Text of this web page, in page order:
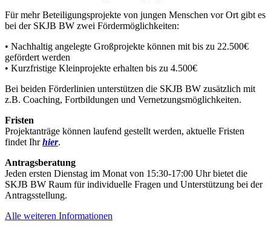
Für mehr Beteiligungsprojekte von jungen Menschen vor Ort gibt es
bei der SKJB BW zwei Fördermöglichkeiten:
• Nachhaltig angelegte Großprojekte können mit bis zu 22.500€
gefördert werden
• Kurzfristige Kleinprojekte erhalten bis zu 4.500€
Bei beiden Förderlinien unterstützen die SKJB BW zusätzlich mit
z.B. Coaching, Fortbildungen und Vernetzungsmöglichkeiten.
Fristen
Projektanträge können laufend gestellt werden, aktuelle Fristen
findet Ihrhier.
Antragsberatung
Jeden ersten Dienstag im Monat von 15:30-17:00 Uhr bietet die
SKJB BW Raum für individuelle Fragen und Unterstützung bei der
Antragsstellung.
Alle weiteren Informationen